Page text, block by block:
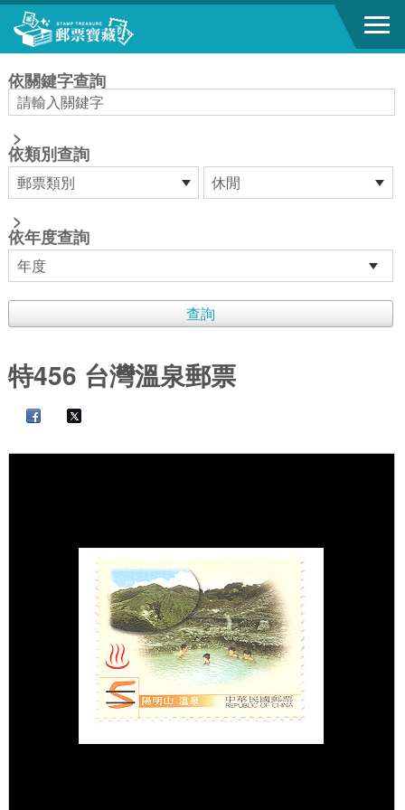
跳到主要內容區塊
依關鍵字查詢
>
依類別查詢
>
依年度查詢
特456 台灣溫泉郵票